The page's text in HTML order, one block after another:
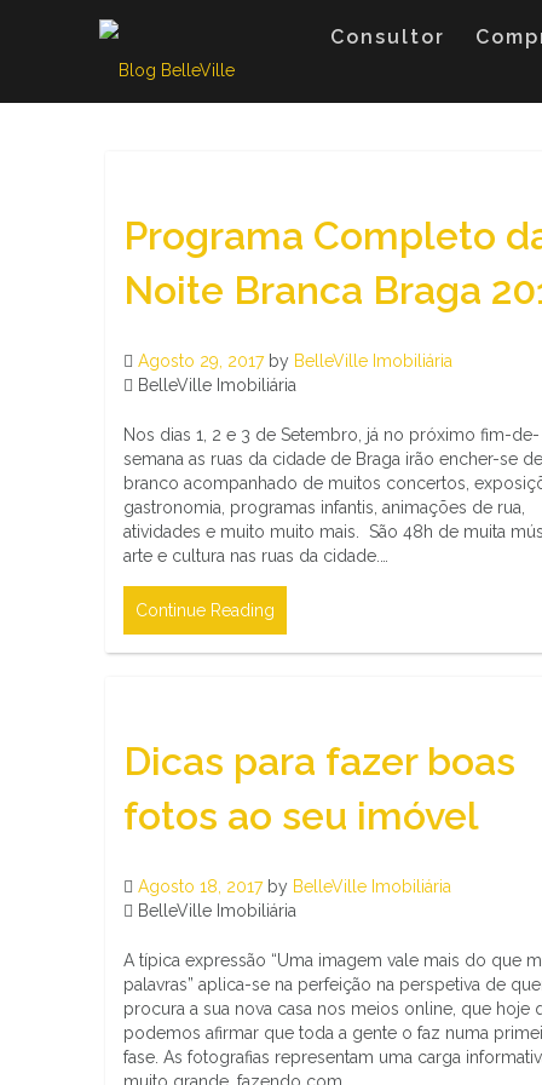
Consultor
Programa Completo
Noite Branca Braga
Agosto 29, 2017by BelleVille Imobiliária
BelleVille Imobiliária
Nos dias 1, 2 e 3 de Setembro, já no próximo fim-de-
semana as ruas da cidade de Braga irão encher-se de
branco acompanhado de muitos concertos,
gastronomia, programas infantis, animações de rua,
atividades e muito muito mais. São 48h de muita
arte e cultura nas ruas da cidade.…
Continue Reading
Dicas para fazer boas
fotos ao seu imóvel
Agosto 18, 2017by BelleVille Imobiliária
BelleVille Imobiliária
A típica expressão “Uma imagem vale mais do que
palavras” aplica-se na perfeição na perspetiva de
procura a sua nova casa nos meios online, que hoje
podemos afirmar que toda a gente o faz numa
fase. As fotografias representam uma carga